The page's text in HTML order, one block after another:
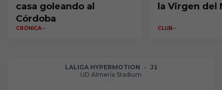
casa goleando al
Córdoba
CRÓNICA
la Virgen del
CLUB
LALIGA HYPERMOTION · J1
UD Almería Stadium